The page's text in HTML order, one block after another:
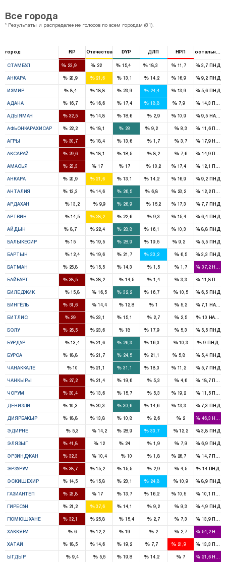
Все города
* Результаты и распределение голосов по всем городам (81).
город RP Отечества DYP ДЛП НРП остальные
СТАМБУЛ % 23,9
16
%22
15
%15,4
11
%18,3
12
%11,7
7
%3,7 ПНД
АНКАРА %20,9 %21,6 % 13,1 %14,2 %16,9 %9,2 ПНД
ИЗМИР % 8,4 %18,8 % 23,9 %24,4 %13,9 %5,6 ПНД
АДАНА %16,7 %16,6 % 17,4 %18,8 % 7,9 %14,3ПНД
АДЫЯМАН %32,5 %14,8 % 18,6 % 2,9 %10,9 %9,5 HADEP
АФЬОНКАРАХИСАР %22,2 %18,1 % 28 % 9,2 % 8,3 %11,6ПНД
АГРЫ %30,7 %18,4 % 13,6 % 1,7 % 3,7 %17,9
АКСАРАЙ %29,6 %18,1 % 18,5 % 8,2 % 7,6 %14,9ПНД
АМАСЬЯ %23,3 % 17 % 17 %10,2 %17,4 %12,1ПНД
АНКАРА %20,9 %21,6 % 13,1 %14,2 %16,9 %9,2 ПНД
АНТАЛИЯ %13,3 %14,6 % 26,5 % 6,8 %23,2 %12,2ПНД
АРДАХАН %13,2 %9,9 % 26,9 %15,2 %17,3 %7,7 ПНД
АРТВИН %14,5 %28,2 % 22,6 % 9,3 %15,4 %6,4 ПНД
АЙДЫН % 8,7 %22,4 % 28,8 %16,1 %10,3 %8,8 ПНД
БАЛЫКЕСИР %15 %19,5 % 28,9 %19,5 % 9,2 %5,5 ПНД
БАРТЫН %12,4 %19,6 % 21,7 %33,2 % 6,5 %3,3 ПНД
БАТМАН %25,8 %15,5 % 14,3 % 1,5 % 1,7 %37,2
БАЙБУРТ %38,5 %28,2 % 14,5 % 1,4 % 3,3 %11,8ПНД
БИЛЕДЖИК %15,8 % 16,5 % 32,2 %16,7 %10,5 %6,5 ПНД
БИНГЁЛЬ %51,6 % 14,4 % 12,8 % 1 % 5,2 %7,1 HADEP
БИТЛИС %29 %23,1 % 15,1 % 2,7 % 2,5 %10 HADEP
БОЛУ %26,5 %23,6 % 18 %17,9 % 5,3 %5,5 ПНД
БУРДУР %13,4 %21,6 % 26,3 %16,3 %10,3 % 9ПНД
БУРСА %18,8 %21,7 % 24,5 %21,1 % 5,8 %5,4 ПНД
ЧАНАККАЛЕ %10 %21,1 % 31,1 %18,3 %11,2 %5,7 ПНД
ЧАНКЫРЫ %27,2 %21,4 % 19,6 % 5,3 % 4,6 %18,7ПНД
ЧОРУМ %30,4 %13,6 % 15,7 % 5,3 %19,2 %11,5ПНД
ДЕНИЗЛИ %10,3 %20,3 % 30,6 %14,6 %13,3 %7,3 ПНД
ДИЯРБАКЫР %18,8 %13,8 % 10,8 % 2,6 %2 %46,3
ЭДИРНЕ % 5,3 % 14,2 % 28,9 %33,7 %12,2 %3,8 ПНД
ЭЛЯЗЫГ %41,8 % 12 % 24 % 1,9 % 7,9 %6,9 ПНД
ЭРЗИНДЖАН %32,3 % 10,4 %10 % 1,8 %26,7 %14,7ПНД
ЭРЗУРУМ %38,7 %15,2 % 15,5 % 2,9 % 4,5 %14 ПНД
ЭСКИШЕХИР %14,5 %15,8 % 23,1 %24,8 %10,9 %8,9 ПНД
ГАЗИАНТЕП %23,8 % 17 % 13,7 %16,2 %10,5 %10,1ПНД
ГИРЕСУН %21,2 %37,6 % 14,1 % 9,2 % 9,3 %4,9 ПНД
ГЮМЮШХАНЕ %32,1 %25,8 % 15,4 % 2,7 % 7,3 %13,9ПНД
ХАККЯРИ %6 %12,2 % 19 % 2 % 2,7 %54,2
ХАТАЙ %18,5 %14,6 % 19,2 % 7,7 %21,9 %13,3ПНД
ЫГДЫР % 9,4 %5,5 % 19,8 %14,2 %7 %21,6